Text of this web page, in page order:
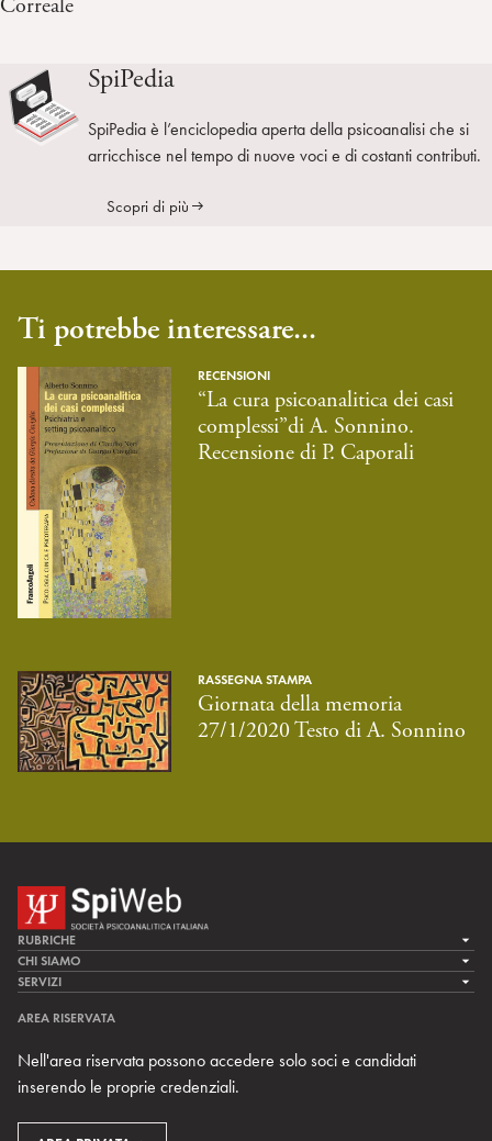
Correale
SpiPedia
SpiPedia è l’enciclopedia aperta della psicoanalisi che si
arricchisce nel tempo di nuove voci e di costanti contributi.
Scopri di più
Ti potrebbe interessare...
RECENSIONI
“La cura psicoanalitica dei casi
complessi”di A. Sonnino.
Recensione di P. Caporali
RASSEGNA STAMPA
Giornata della memoria
27/1/2020 Testo di A. Sonnino
RUBRICHE
LA CURA
LA RICERCA
MULTIMEDIA
CHI SIAMO
LA SPI
TEAM DI SPIWEB
CONTATTI
RIVISTE
SERVIZI
ARCHIVIO STORICO
AREA RISERVATA
Nell'area riservata possono accedere solo soci e candidati
inserendo le proprie credenziali.